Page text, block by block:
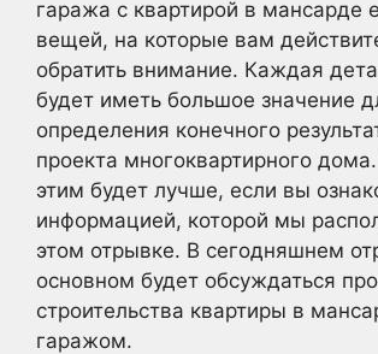
гаража с квартирой в мансарде
вещей, на которые вам
обратить внимание. Каждая
будет иметь большое значение
определения конечного
проекта многоквартирного
этим будет лучше, если вы
информацией, которой мы
этом отрывке. В сегодняшнем
основном будет обсуждаться
строительства квартиры в
гаражом.